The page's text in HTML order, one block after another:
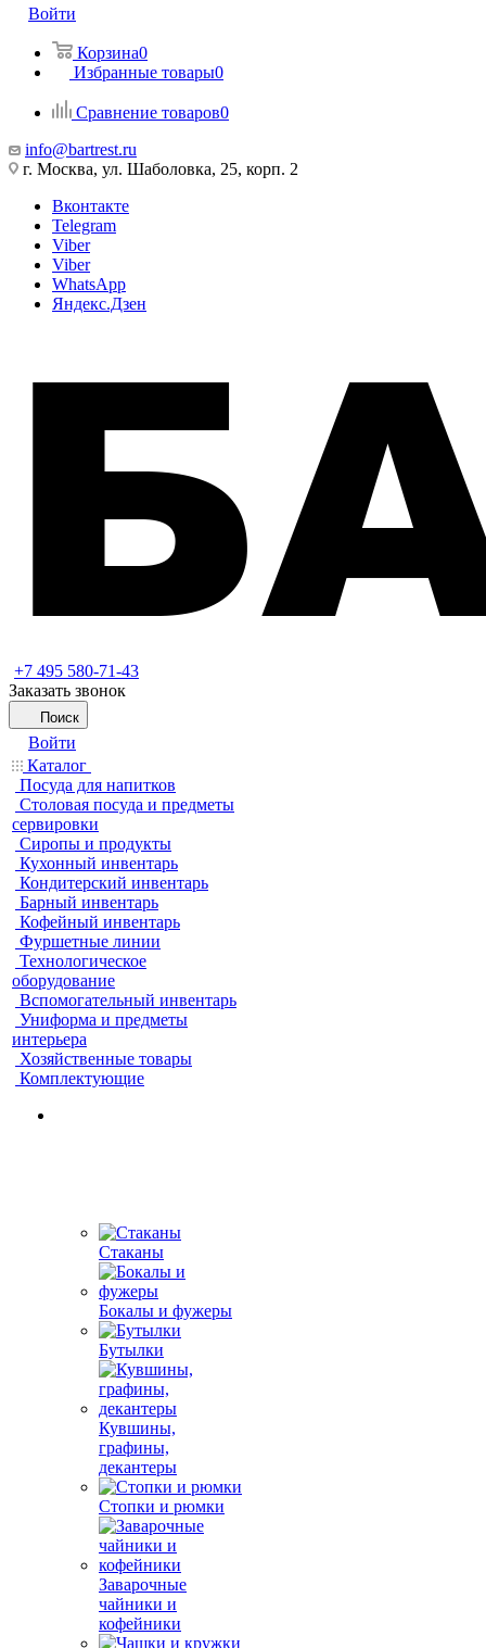
Войти
Корзина0
Избранные товары0
Сравнение товаров0
info@bartrest.ru
г. Москва, ул. Шаболовка, 25, корп. 2
Вконтакте
Telegram
Viber
Viber
WhatsApp
Яндекс.Дзен
+7 495 580-71-43
Заказать звонок
Поиск
Войти
Каталог
Посуда для напитков
Столовая посуда и предметы
сервировки
Сиропы и продукты
Кухонный инвентарь
Кондитерский инвентарь
Барный инвентарь
Кофейный инвентарь
Фуршетные линии
Технологическое
оборудование
Вспомогательный инвентарь
Униформа и предметы
интерьера
Хозяйственные товары
Комплектующие
Стаканы
Бокалы и фужеры
Бутылки
Кувшины,
графины,
декантеры
Стопки и рюмки
Заварочные
чайники и
кофейники